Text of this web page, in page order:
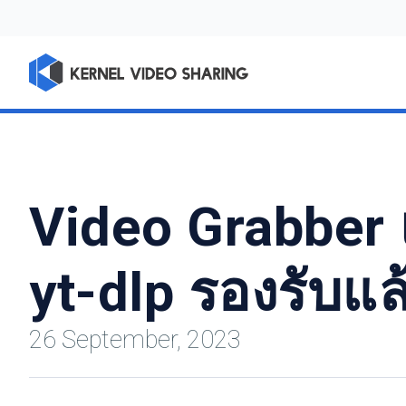
Video
yt-dlp รองรับแ
26 September, 2023